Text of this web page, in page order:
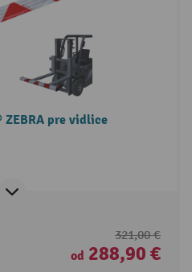
ZEBRA pre vidlice
321,00 €
od 288,90 €